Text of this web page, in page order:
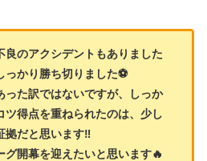
良のアクシデントもありました
かり勝ち切りました⚽️
った訳ではないですが、しっか
ツ得点を重ねられたのは、少し
拠だと思います‼️
グ開幕を迎えたいと思います🔥